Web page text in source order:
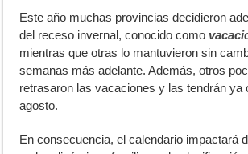
Este año muchas provincias decidieron
del receso invernal, conocido como
mientras que otras lo mantuvieron sin
semanas más adelante. Además, otros
retrasaron las vacaciones y las tendrán ya
agosto.
En consecuencia, el calendario impactará